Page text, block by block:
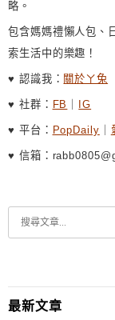
略。
包含媽媽禮懶人包、
索生活中的樂趣！
♥ 認識我： 關於ㄚ兔
♥ 社群： FB IG
♥ 平台： PopDaily
♥ 信箱：
最新文章